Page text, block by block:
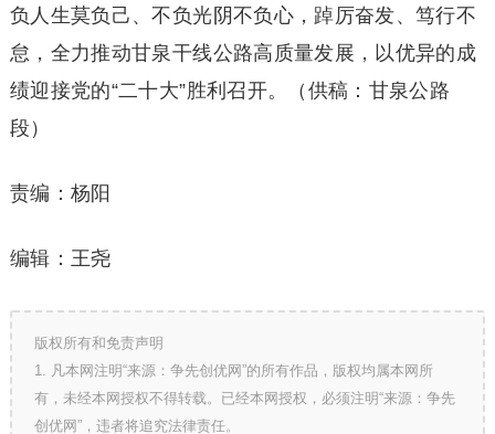
负人生莫负己、不负光阴不负心，踔厉奋发、笃行不
怠，全力推动甘泉干线公路高质量发展，以优异的成
绩迎接党的“二十大”胜利召开。（供稿：甘泉公路
段）
责编：杨阳
编辑：王尧
版权所有和免责声明
1. 凡本网注明“来源：争先创优网”的所有作品，版权均属本网所
有，未经本网授权不得转载。已经本网授权，必须注明“来源：争先
创优网”，违者将追究法律责任。